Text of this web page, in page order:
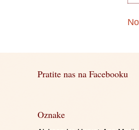
Pratite nas na Facebooku
Oznake